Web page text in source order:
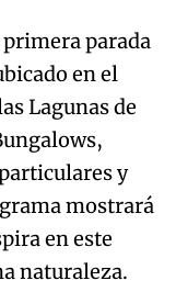
primera parada
en el
Lagunas de
y
mostrará
en este
naturaleza.